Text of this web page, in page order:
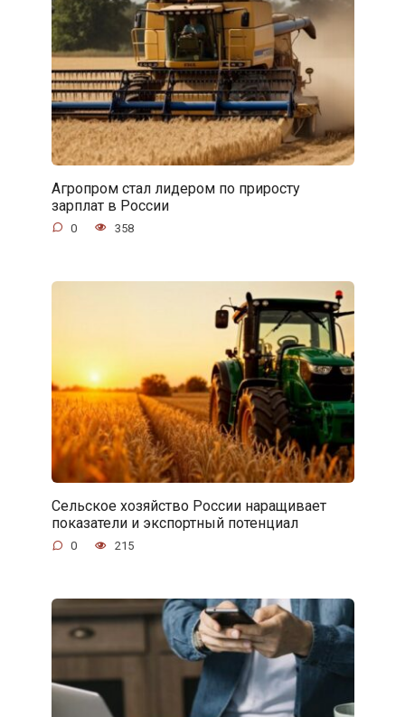
Агропром стал лидером по приросту
зарплат в России
0 358
Сельское хозяйство России наращивает
показатели и экспортный потенциал
0 215